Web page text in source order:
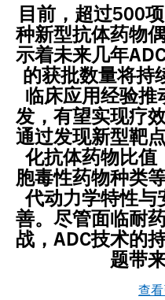
目前，超过500
种新型抗体药物
示着未来几年
的获批数量将持
临床应用经验推
发，有望实现疗
通过发现新型靶
化抗体药物比值
胞毒性药物种类
代动力学特性与
善。尽管面临耐
战，ADC技术的
题带
查